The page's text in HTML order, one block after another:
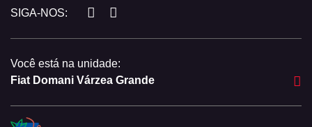
SIGA-NOS:
Você está na unidade:
Fiat Domani Várzea Grande